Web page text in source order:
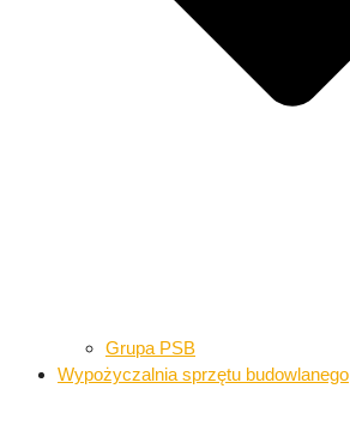
Grupa PSB
Wypożyczalnia sprzętu budowlanego